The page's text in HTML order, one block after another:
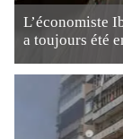
L’économiste
a toujours été